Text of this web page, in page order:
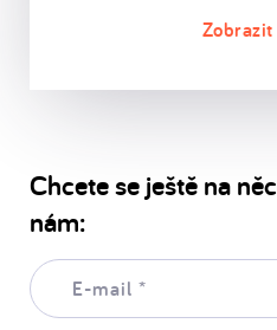
Chcete se ještě na
nám:
E-
mail: